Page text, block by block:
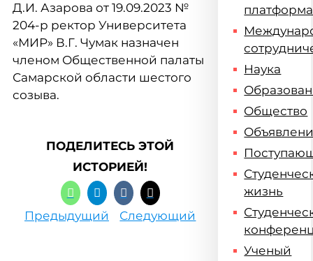
Д.И. Азарова от 19.09.2023 №
204-р ректор Университета
«МИР» В.Г. Чумак назначен
членом Общественной палаты
Самарской области шестого
созыва.
ПОДЕЛИТЕСЬ ЭТОЙ
ИСТОРИЕЙ!
Предыдущий Следующий
платформа
Наука
Общество
жизнь
Ученый